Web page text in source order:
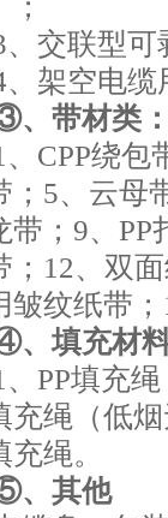
、交联型
、架空电缆
、带材类
、CPP绕包
；5、云母
带；9、
；12、双
皱纹纸带
、填充材
、PP填充
充绳（低
充绳。
、其他